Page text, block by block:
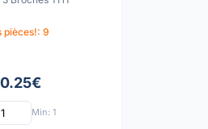
pièces!: 9
Min: 1